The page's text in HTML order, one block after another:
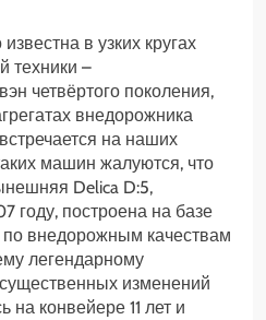
в узких кругах
техники –
четвёртого поколения,
внедорожника
на наших
машин жалуются, что
Delica D:5,
году, построена на базе
по внедорожным качествам
легендарному
изменений
на конвейере 11 лет и